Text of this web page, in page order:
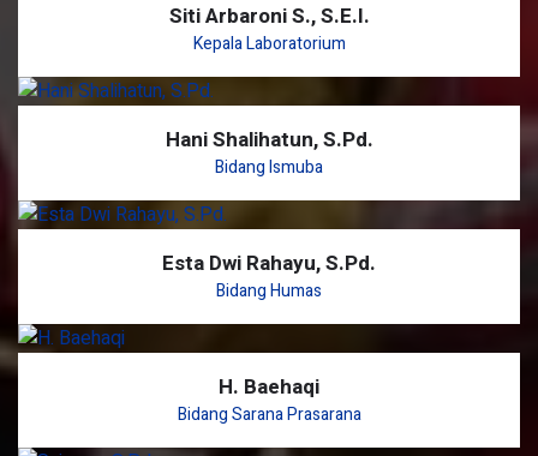
Siti Arbaroni S., S.E.I.
Kepala Laboratorium
Hani Shalihatun, S.Pd.
Bidang Ismuba
Esta Dwi Rahayu, S.Pd.
Bidang Humas
H. Baehaqi
Bidang Sarana Prasarana